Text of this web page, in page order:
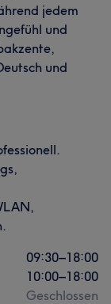
jedem
und
und
09:30–18:00
10:00–18:00
Geschlossen